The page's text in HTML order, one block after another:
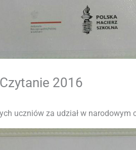
2016
uczniów za udział w narodowym